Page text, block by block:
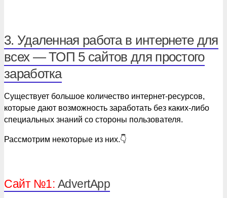
3. Удаленная работа в интернете для
всех — ТОП 5 сайтов для простого
заработка
Существует большое количество интернет-ресурсов,
которые дают возможность заработать без каких-либо
специальных знаний со стороны пользователя.
Рассмотрим некоторые из них.👇
Сайт №1: АdvertApp